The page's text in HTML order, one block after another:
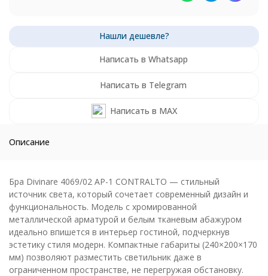
Написать в Whatsapp
Написать в Telegram
Написать в MAX
Описание
Бра Divinare 4069/02 AP-1 CONTRALTO — стильный
источник света, который сочетает современный дизайн и
функциональность. Модель с хромированной
металлической арматурой и белым тканевым абажуром
идеально впишется в интерьер гостиной, подчеркнув
эстетику стиля модерн. Компактные габариты (240×200×170
мм) позволяют разместить светильник даже в
ограниченном пространстве, не перегружая обстановку.